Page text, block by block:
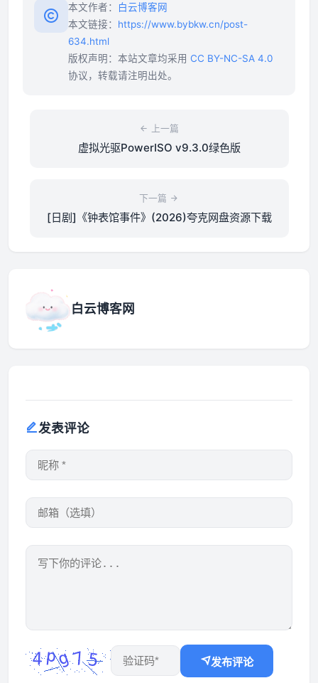
本文作者：
白云博客网
本文链接： https://www.bybkw.cn/post-
634.html
版权声明：本站文章均采用 CC BY-NC-SA 4.0
协议，转载请注明出处。
上一篇
虚拟光驱PowerISO v9.3.0绿色版
下一篇
[日剧]《钟表馆事件》(2026)夸克网盘资源下载
白云博客网
发表评论
发布评论